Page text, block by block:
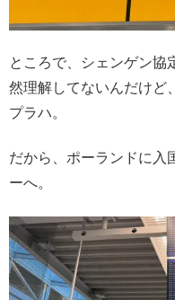
ところで、シェンゲン協
然理解してないんだけど
プラハ。
だから、ポーランドに入
ーへ。